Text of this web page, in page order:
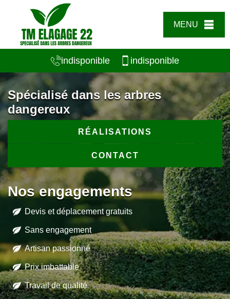
MENU
indisponible indisponible
Spécialisé dans les arbres
dangereux
RÉALISATIONS
CONTACT
Nos engagements
Devis et déplacement gratuits
Sans engagement
Artisan passionné
Prix imbattable
Travail de qualité